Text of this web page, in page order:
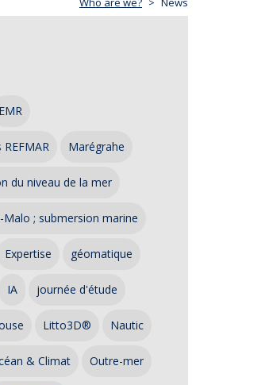
EMR
REFMAR Marégrahe
du niveau de la mer
Malo ; submersion marine
Expertise géomatique
IA journée d'étude
Litto3D® Nautic
& Climat Outre-mer